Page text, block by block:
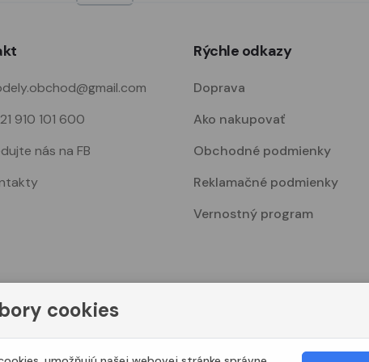
910 101 600
nás na FB
Rýchle odkazy
Doprava
Ako nakupovať
Obchodné podmienky
Reklamačné podmienky
Vernostný program
cookies